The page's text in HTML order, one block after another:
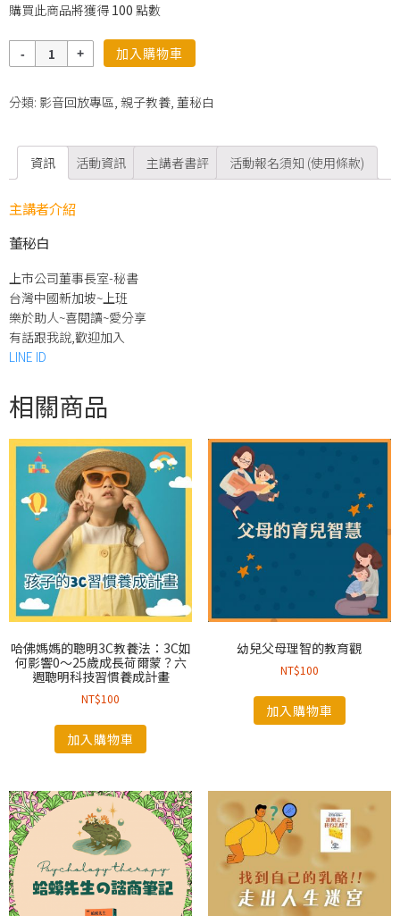
購買此商品將獲得 100 點數
量
加入購物車
分類: 影音回放專區, 親子教養, 董秘白
資訊 活動資訊 主講者書評 活動報名須知 (使用條款)
主講者介紹
董秘白
上市公司董事長室-秘書
台灣中國新加坡~上班
樂於助人~喜閱讀~愛分享
有話跟我說,歡迎加入
LINE ID
相關商品
哈佛媽媽的聰明3C教養法：3C如
何影響0～25歲成長荷爾蒙？六
週聰明科技習慣養成計畫
NT$100
加入購物車
幼兒父母理智的教育觀
NT$100
加入購物車